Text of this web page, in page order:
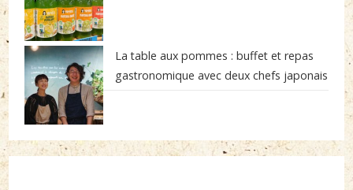
La table aux pommes : buffet et repas
gastronomique avec deux chefs japonais